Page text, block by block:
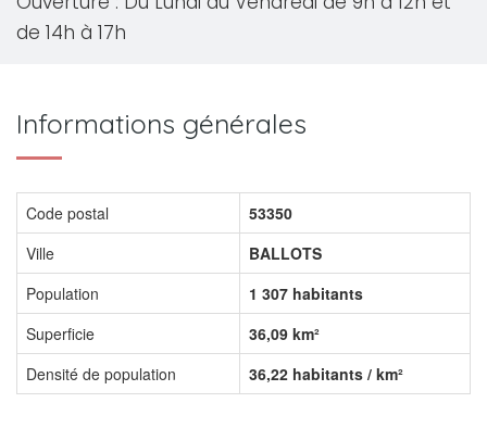
de 14h à 17h
Informations générales
Code postal
53350
Ville
BALLOTS
Population
1 307 habitants
Superficie
36,09 km²
Densité de population
36,22 habitants / km²